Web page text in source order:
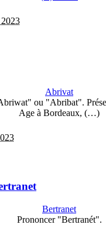
Abrivat
ou "Abribat".
Age à Bordeaux, (…)
Bertranet
Prononcer "Bertranét".